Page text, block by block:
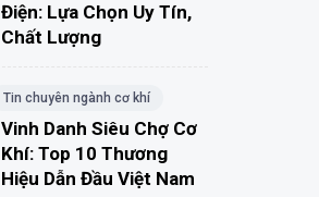
Điện: Lựa Chọn Uy Tín,
Chất Lượng
Tin chuyên ngành cơ khí
Vinh Danh Siêu Chợ Cơ
Khí: Top 10 Thương
Hiệu Dẫn Đầu Việt Nam